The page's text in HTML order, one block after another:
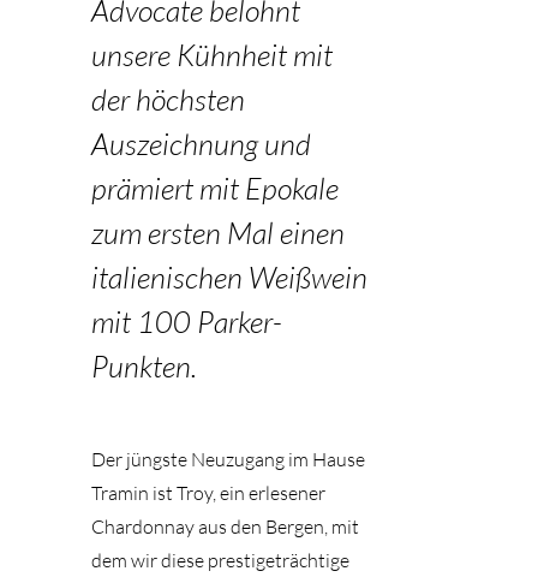
Advocate belohnt
unsere Kühnheit mit
der höchsten
Auszeichnung und
prämiert mit Epokale
zum ersten Mal einen
italienischen Weißwein
mit 100 Parker-
Punkten.
Der jüngste Neuzugang im Hause
Tramin ist Troy, ein erlesener
Chardonnay aus den Bergen, mit
dem wir diese prestigeträchtige